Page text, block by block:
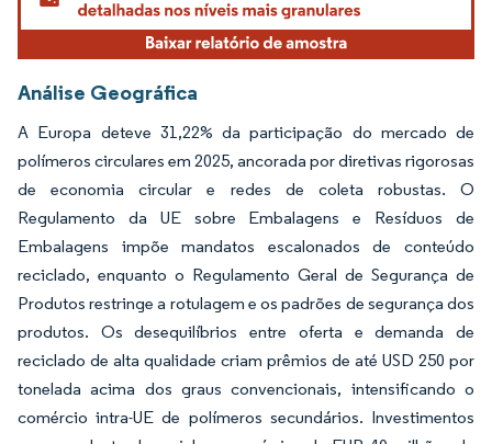
Análise Geográfica
A Europa deteve 31,22% da participação do mercado de
polímeros circulares em 2025, ancorada por diretivas rigorosas
de economia circular e redes de coleta robustas. O
Regulamento da UE sobre Embalagens e Resíduos de
Embalagens impõe mandatos escalonados de conteúdo
reciclado, enquanto o Regulamento Geral de Segurança de
Produtos restringe a rotulagem e os padrões de segurança dos
produtos. Os desequilíbrios entre oferta e demanda de
reciclado de alta qualidade criam prêmios de até USD 250 por
tonelada acima dos graus convencionais, intensificando o
comércio intra-UE de polímeros secundários. Investimentos